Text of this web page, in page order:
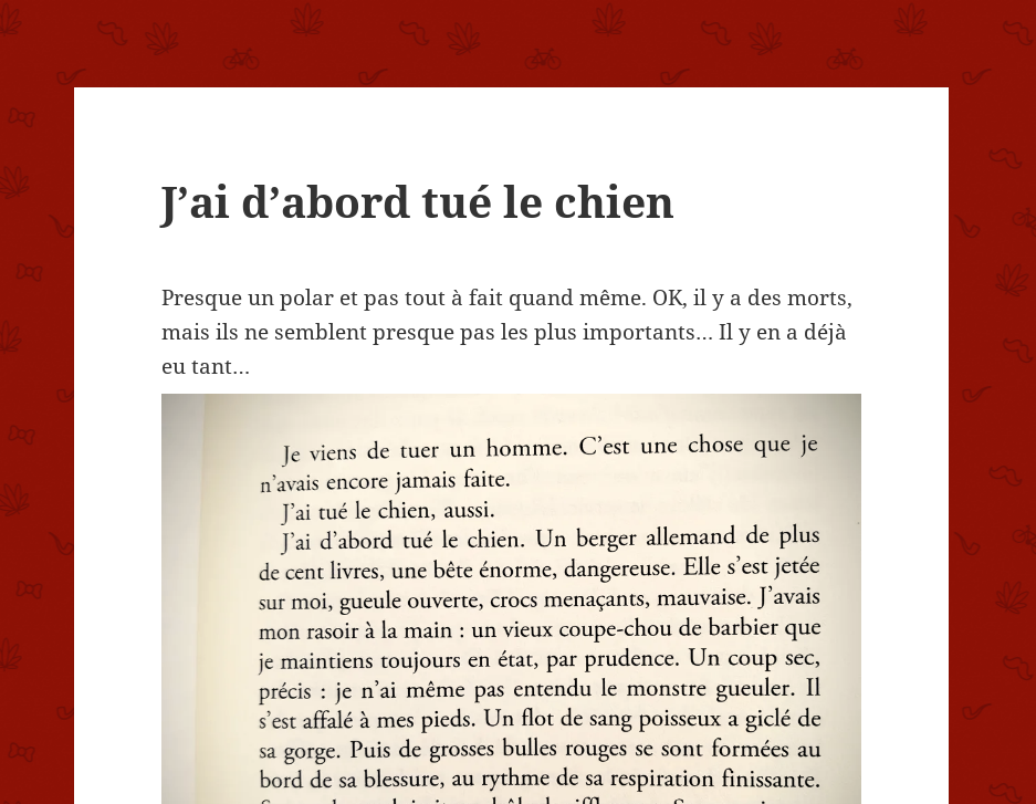
J’ai d’abord tué le chien
Presque un polar et pas tout à fait quand même. OK, il y a des morts,
mais ils ne semblent presque pas les plus importants… Il y en a déjà
eu tant…